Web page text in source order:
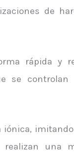
de
rápida y
se controlan
realizan una